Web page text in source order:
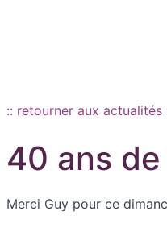
:: retourner aux actualités
40 ans de
Merci Guy pour ce